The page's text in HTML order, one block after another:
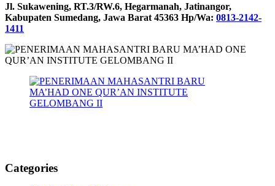
Jl. Sukawening, RT.3/RW.6, Hegarmanah, Jatinangor,
Kabupaten Sumedang, Jawa Barat 45363 Hp/Wa: 0813-2142-
1411
Categories